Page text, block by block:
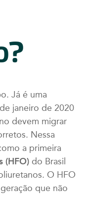
Já é uma
janeiro de 2020
devem migrar
Nessa
a primeira
(HFO) do Brasil
O HFO
que não